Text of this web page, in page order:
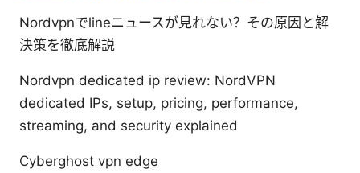
Nordvpnでlineニュースが見れない？その原因と解
決策を徹底解説
Nordvpn dedicated ip review: NordVPN
dedicated IPs, setup, pricing, performance,
streaming, and security explained
Cyberghost vpn edge